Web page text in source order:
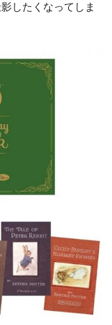
したくなってしま